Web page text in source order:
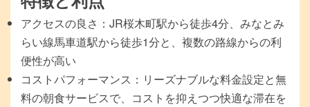
アクセスの良さ：JR桜木町駅から徒歩4分、みなとみ
らい線馬車道駅から徒歩1分と、複数の路線からの利
便性が高い
コストパフォーマンス：リーズナブルな料金設定と無
料の朝食サービスで、コストを抑えつつ快適な滞在を